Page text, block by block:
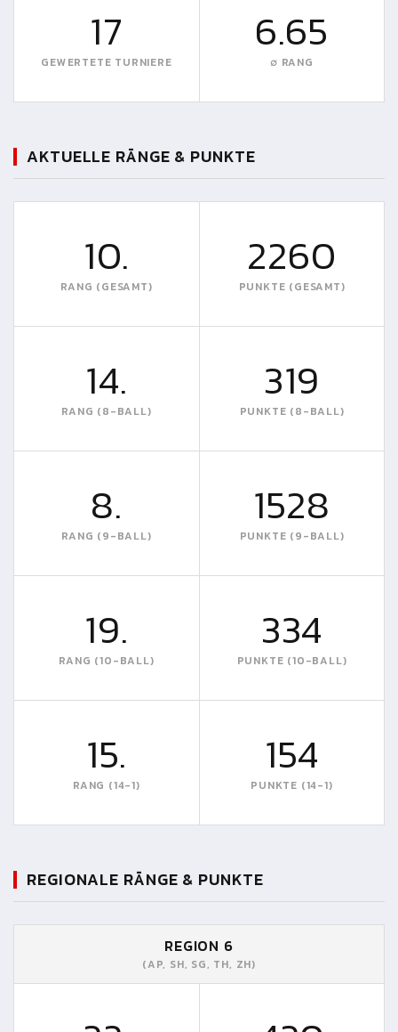
17
GEWERTETE TURNIERE
6.65
∅ RANG
AKTUELLE RÄNGE & PUNKTE
10.
RANG (GESAMT)
2260
PUNKTE (GESAMT)
14.
RANG (8-BALL)
319
PUNKTE (8-BALL)
8.
RANG (9-BALL)
1528
PUNKTE (9-BALL)
19.
RANG (10-BALL)
334
PUNKTE (10-BALL)
15.
RANG (14-1)
154
PUNKTE (14-1)
REGIONALE RÄNGE & PUNKTE
REGION 6
(AP, SH, SG, TH, ZH)